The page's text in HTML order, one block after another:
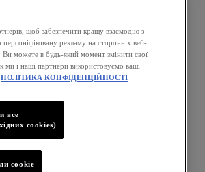
щоб забезпечити кращу взаємодію з
рекламу на сторонніх веб-
Ви можете в будь-який момент змінити свої
ми і наші партнери використовуємо ваші
ПОЛІТИКА КОНФІДЕНЦІЙНОСТІ
все
cookies)
сookie